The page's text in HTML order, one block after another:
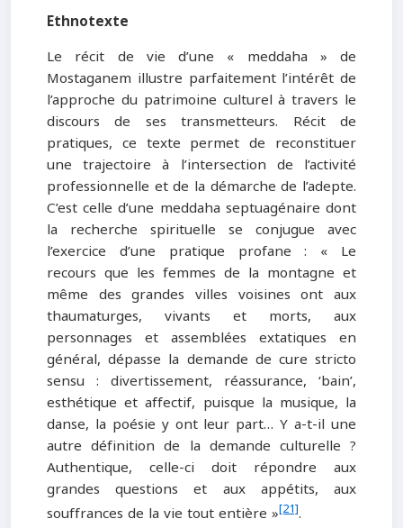
Ethnotexte
Le récit de vie d’une « meddaha » de
Mostaganem illustre parfaitement l’intérêt de
l’approche du patrimoine culturel à travers le
discours de ses transmetteurs. Récit de
pratiques, ce texte permet de reconstituer
une trajectoire à l’intersection de l’activité
professionnelle et de la démarche de l’adepte.
C’est celle d’une meddaha septuagénaire dont
la recherche spirituelle se conjugue avec
l’exercice d’une pratique profane : « Le
recours que les femmes de la montagne et
même des grandes villes voisines ont aux
thaumaturges, vivants et morts, aux
personnages et assemblées extatiques en
général, dépasse la demande de cure stricto
sensu : divertissement, réassurance, ‘bain’,
esthétique et affectif, puisque la musique, la
danse, la poésie y ont leur part… Y a-t-il une
autre définition de la demande culturelle ?
Authentique, celle-ci doit répondre aux
grandes questions et aux appétits, aux
souffrances de la vie tout entière »[21].